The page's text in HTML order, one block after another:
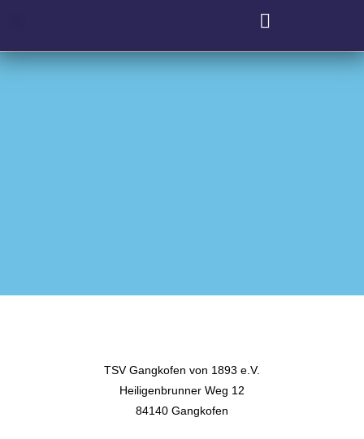
TSV Gangkofen von 1893 e.V.
Heiligenbrunner Weg 12
84140 Gangkofen